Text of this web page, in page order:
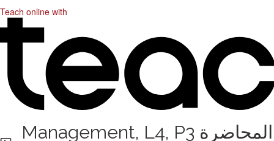
Teach online with
Management, L4, P3 المحاضرة